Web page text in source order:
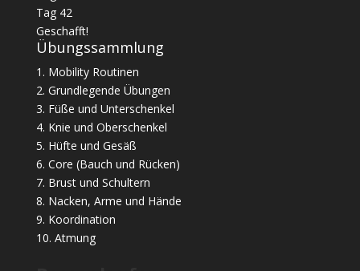
Tag 42
Geschafft!
Übungssammlung
1. Mobility Routinen
2. Grundlegende Übungen
3. Füße und Unterschenkel
4. Knie und Oberschenkel
5. Hüfte und Gesäß
6. Core (Bauch und Rücken)
7. Brust und Schultern
8. Nacken, Arme und Hände
9. Koordination
10. Atmung